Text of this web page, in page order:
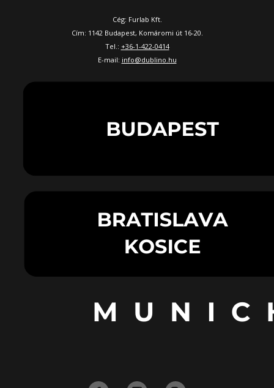
Cég: Furlab Kft.
Cím: 1142 Budapest, Komáromi út 16-20.
Tel.: +36-1-422-0414
E-mail: info@dublino.hu